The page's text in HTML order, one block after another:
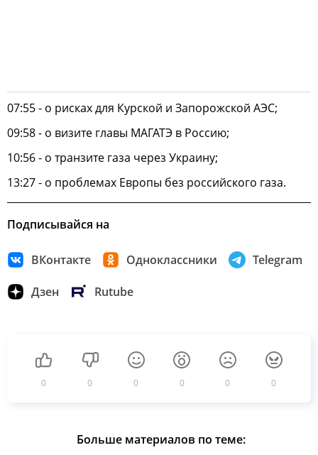
07:55 - о рисках для Курской и Запорожской АЭС;
09:58 - о визите главы МАГАТЭ в Россию;
10:56 - о транзите газа через Украину;
13:27 - о проблемах Европы без российского газа.
Подписывайся на
ВКонтакте Одноклассники Telegram
Дзен Rutube
0 0 0 0 0 0
Больше материалов по теме: